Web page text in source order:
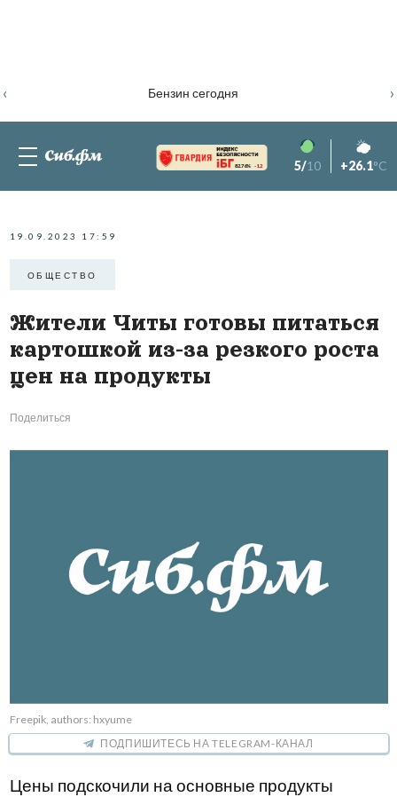
Бензин сегодня
‹ ›
82.76% -1.2 5/10 +26.1°C
19.09.2023 17:59
ОБЩЕСТВО
Жители Читы готовы питаться
картошкой из-за резкого роста
цен на продукты
Поделиться
Freepik, authors: hxyume
ПОДПИШИТЕСЬ НА TELEGRAM-КАНАЛ
Цены подскочили на основные продукты